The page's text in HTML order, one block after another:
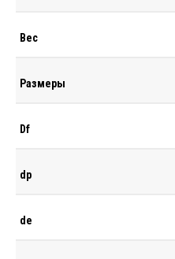
Вес
Размеры
Df
dp
de